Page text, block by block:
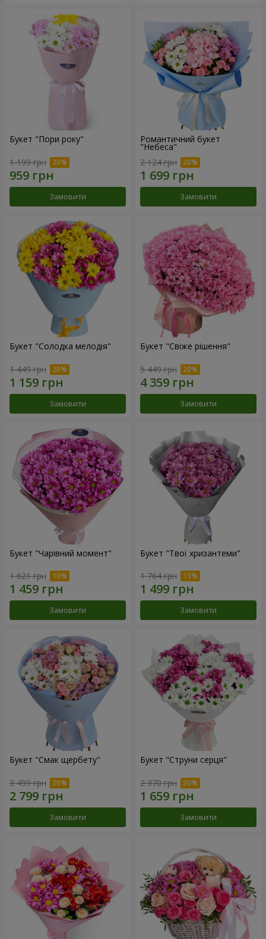
Букет "Пори року"
1 199 грн
Замовити
Романтичний букет
"Небеса"
2 124 грн
Замовити
Букет "Солодка мелодія"
1 449 грн
Замовити
Букет "Свіже рішення"
5 449 грн
Замовити
Букет "Чарівний момент"
1 621 грн
Замовити
Букет "Твої хризантеми"
1 764 грн
Замовити
Букет "Смак щербету"
3 499 грн
Замовити
Букет "Струни серця"
2 370 грн
Замовити